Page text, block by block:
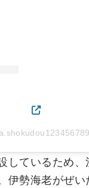
ているため
勢海老がぜい